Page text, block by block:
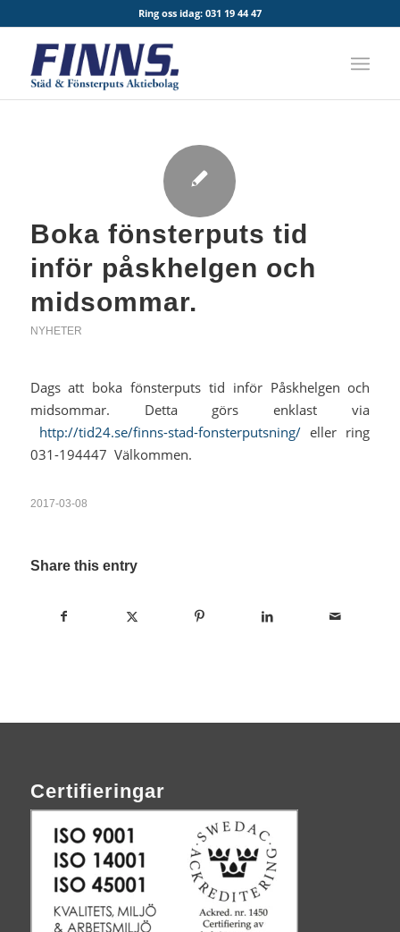
Ring oss idag: 031 19 44 47
Boka fönsterputs tid
inför påskhelgen och
midsommar.
NYHETER
Dags att boka fönsterputs tid inför Påskhelgen och
midsommar. Detta görs enklast via
http://tid24.se/finns-stad-fonsterputsning/eller ring
031-194447 Välkommen.
2017-03-08
Share this entry
Certifieringar